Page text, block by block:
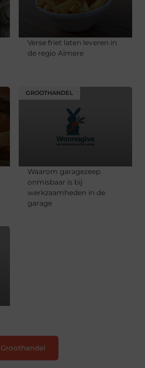
Verse friet laten leveren in
de regio Almere
GROOTHANDEL
Waarom garagezeep
onmisbaar is bij
werkzaamheden in de
garage
Groothandel